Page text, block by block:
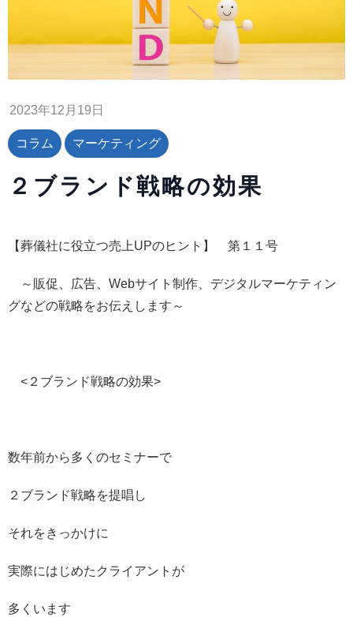
2023年12月19日
コラム マーケティング
２ブランド戦略の効果
【葬儀社に役立つ売上UPのヒント】 第１１号
～販促、広告、Webサイト制作、デジタルマーケティン
グなどの戦略をお伝えします～
<２ブランド戦略の効果>
数年前から多くのセミナーで
２ブランド戦略を提唱し
それをきっかけに
実際にはじめたクライアントが
多くいます